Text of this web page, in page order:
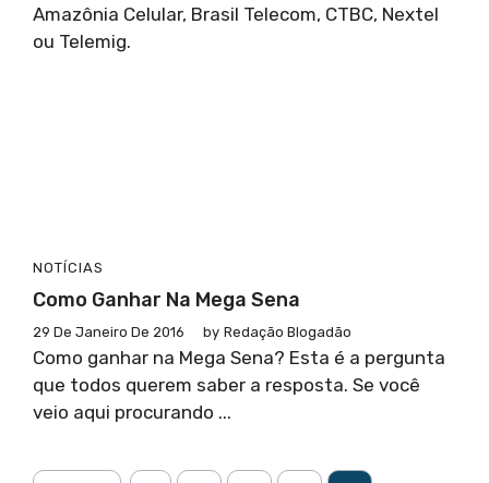
Amazônia Celular, Brasil Telecom, CTBC, Nextel
ou Telemig.
NOTÍCIAS
Como Ganhar Na Mega Sena
29 De Janeiro De 2016 by Redação Blogadão
Como ganhar na Mega Sena? Esta é a pergunta
que todos querem saber a resposta. Se você
veio aqui procurando ...